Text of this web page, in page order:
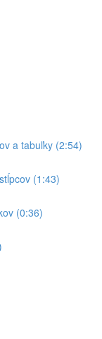
a tabuľky (2:54)
(1:43)
(0:36)